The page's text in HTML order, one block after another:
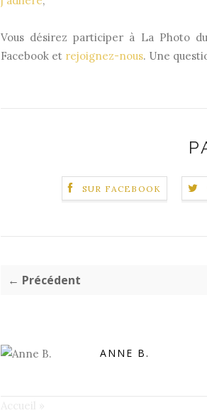
Vous désirez participer à La Photo
Facebook et rejoignez-nous. Une
SUR FACEBOOK
← Précédent
ANNE B.